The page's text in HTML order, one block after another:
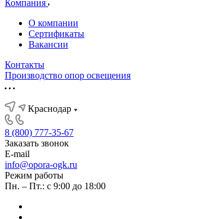
Компания
О компании
Сертификаты
Вакансии
Контакты
Производство опор освещения
Краснодар
8 (800) 777-35-67
Заказать звонок
E-mail
info@opora-ogk.ru
Режим работы
Пн. – Пт.: с 9:00 до 18:00